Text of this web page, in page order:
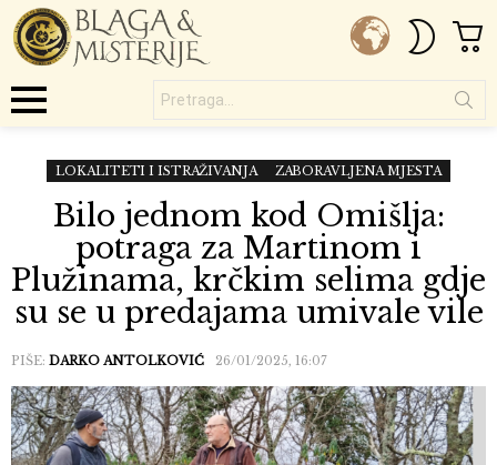
SKIN
LOKALITETI I ISTRAŽIVANJA ZABORAVLJENA MJESTA
Bilo jednom kod Omišlja:
potraga za Martinom i
Plužinama, krčkim selima gdje
su se u predajama umivale vile
PIŠE: DARKO ANTOLKOVIĆ 26/01/2025, 16:07